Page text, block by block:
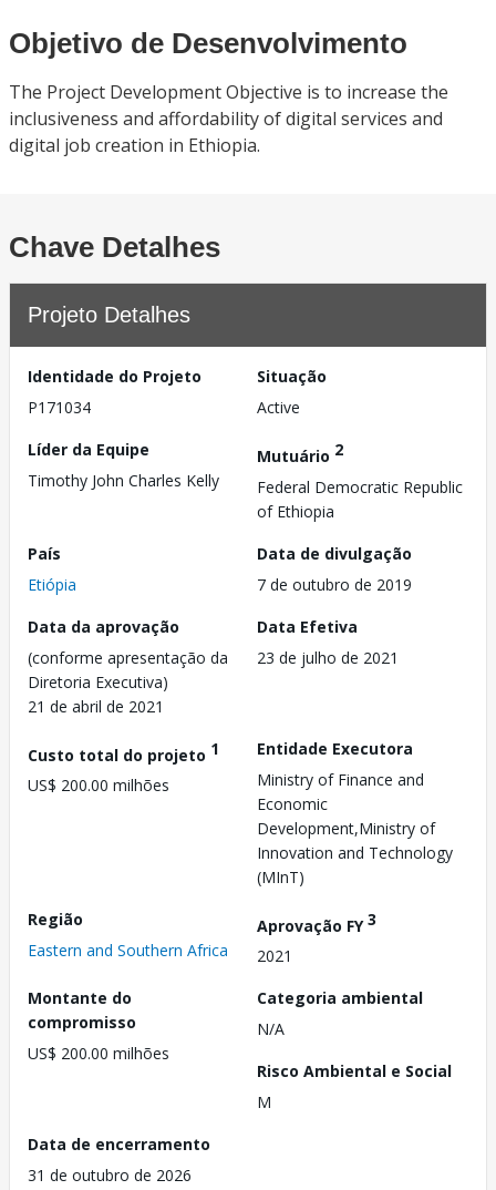
Objetivo de Desenvolvimento
The Project Development Objective is to increase the
inclusiveness and affordability of digital services and
digital job creation in Ethiopia.
Chave Detalhes
Projeto Detalhes
Identidade do Projeto
P171034
Situação
Active
Líder da Equipe
Timothy John Charles Kelly
Mutuário 2
Federal Democratic Republic
of Ethiopia
País
Etiópia
Data de divulgação
7 de outubro de 2019
Data da aprovação
(conforme apresentação da
Diretoria Executiva)
21 de abril de 2021
Data Efetiva
23 de julho de 2021
Custo total do projeto 1
US$ 200.00 milhões
Entidade Executora
Ministry of Finance and
Economic
Development,Ministry of
Innovation and Technology
(MInT)
Região
Eastern and Southern Africa
Aprovação FY3
2021
Montante do
compromisso
US$ 200.00 milhões
Categoria ambiental
N/A
Risco Ambiental e Social
M
Data de encerramento
31 de outubro de 2026